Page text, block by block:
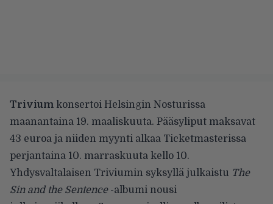
Trivium konsertoi Helsingin Nosturissa
maanantaina 19. maaliskuuta. Pääsyliput maksavat
43 euroa ja niiden myynti alkaa Ticketmasterissa
perjantaina 10. marraskuuta kello 10.
Yhdysvaltalaisen Triviumin syksyllä julkaistu The
Sin and the Sentence-albumi nousi